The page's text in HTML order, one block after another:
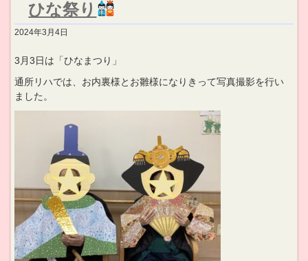
ひな祭り
2024年3月4日
3月3日は「ひなまつり」
通所リハでは、お内裏様とお雛様になりきって写真撮影を行い
ました。